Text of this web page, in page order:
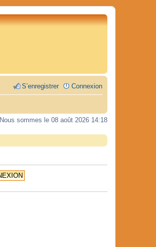
Connexion
S’enregistrer
Nous sommes le 08 août 2026 14:18